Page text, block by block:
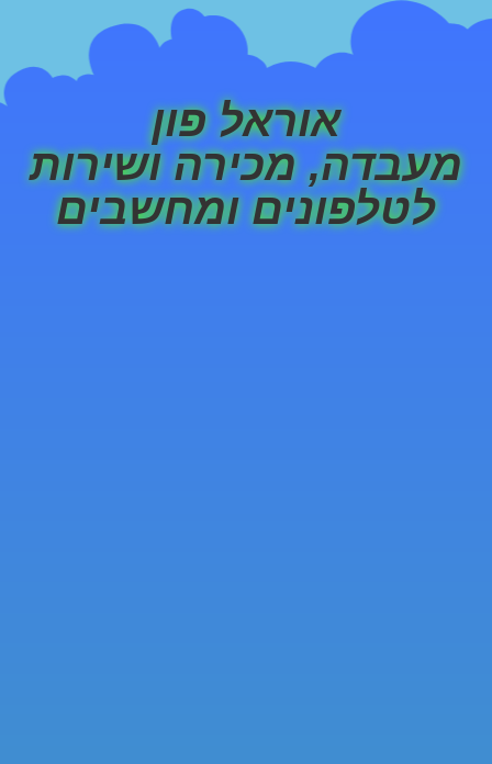
אוראל פון
מעבדה, מכירה ושירות
לטלפונים ומחשבים